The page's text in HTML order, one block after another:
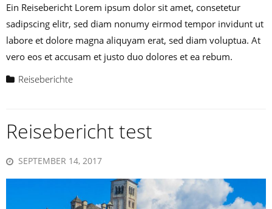
Ein Reisebericht Lorem ipsum dolor sit amet, consetetur
sadipscing elitr, sed diam nonumy eirmod tempor invidunt ut
labore et dolore magna aliquyam erat, sed diam voluptua. At
vero eos et accusam et justo duo dolores et ea rebum.
Reiseberichte
Reisebericht test
SEPTEMBER 14, 2017